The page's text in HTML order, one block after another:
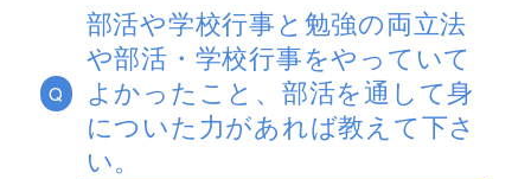
Q
部活や学校行事と勉強の両立法
や部活・学校行事をやっていて
よかったこと、部活を通して身
についた力があれば教えて下さ
い。